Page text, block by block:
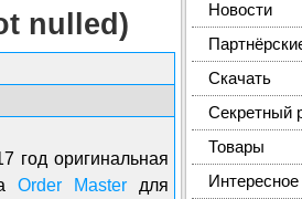
nulled)
год оригинальная
Order Masterдля
Новости
Скачать
Секретный
Товары
Интересное